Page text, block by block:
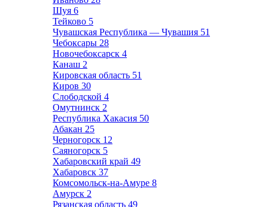
Шуя 6
Тейково 5
Чувашская Республика — Чувашия 51
Чебоксары 28
Новочебоксарск 4
Канаш 2
Кировская область 51
Киров 30
Слободской 4
Омутнинск 2
Республика Хакасия 50
Абакан 25
Черногорск 12
Саяногорск 5
Хабаровский край 49
Хабаровск 37
Комсомольск-на-Амуре 8
Амурск 2
Рязанская область 49